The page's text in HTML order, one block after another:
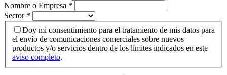
Nombre o Empresa *
Sector *
Doy mi consentimiento para el tratamiento de mis datos para
el envío de comunicaciones comerciales sobre nuevos
productos y/o servicios dentro de los límites indicados en este
aviso completo.